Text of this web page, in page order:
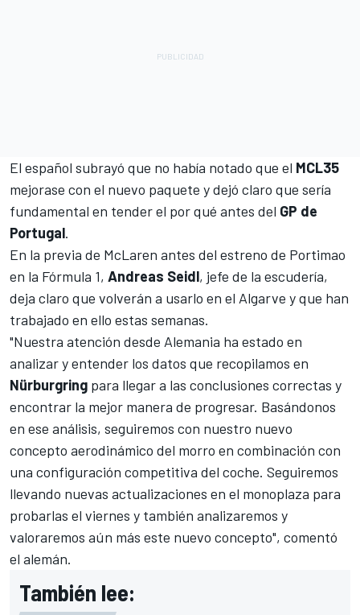
El español subrayó que no había notado que el MCL35
mejorase con el nuevo paquete ydejó claro que sería
fundamental en tender el por qué antes del GP de
Portugal.
En la previa de McLaren antes del estreno de Portimao
en la Fórmula 1, Andreas Seidl, jefe de la escudería,
deja claro que volverán a usarlo en el Algarve y que han
trabajado en ello estas semanas.
"Nuestra atención desde Alemania ha estado en
analizar y entender los datos que recopilamos en
Nürburgring para llegar a las conclusiones correctas y
encontrar la mejor manera de progresar. Basándonos
en ese análisis, seguiremos con nuestro nuevo
concepto aerodinámico del morro en combinación con
una configuración competitiva del coche. Seguiremos
llevando nuevas actualizaciones en el monoplaza para
probarlas el viernes y también analizaremos y
valoraremos aún más este nuevo concepto", comentó
el alemán.
También lee: